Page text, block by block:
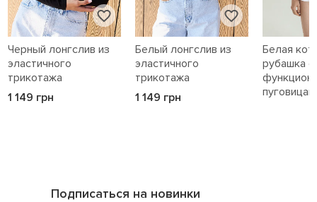
Черный лонгслив из
эластичного
трикотажа
1 149 грн
Белый лонгслив из
эластичного
трикотажа
1 149 грн
Белая
рубашка с
Подписаться на новинки